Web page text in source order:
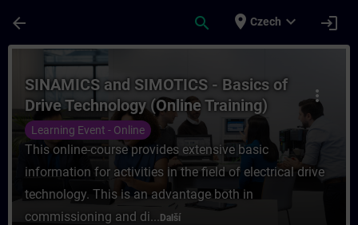
arrow_back search place Czech expand_more login
Kurz - SINAMICS and SIMOTICS -
more_vert
SINAMICS and SIMOTICS - Basics of
Drive Technology (Online Training)
Learning Event - Online
This online-course provides extensive basic
information for activities in the field of electrical drive
technology. This is an advantage both in
commissioning and di... Další